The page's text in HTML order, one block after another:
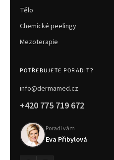
Tělo
Chemické peelingy
Mezoterapie
POTŘEBUJETE PORADIT?
info@dermamed.cz
+420 775 719 672
Poradí vám
Eva Přibylová